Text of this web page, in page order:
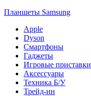
Планшеты Samsung
Apple
Dyson
Смартфоны
Гаджеты
Игровые приставки
Аксессуары
Техника Б/У
Трейд-ин